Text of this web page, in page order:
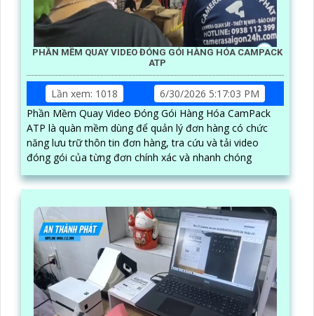
PHẦN MỀM QUAY VIDEO ĐÓNG GÓI HÀNG HÓA CAMPACK
ATP
Lần xem: 1018
6/30/2026 5:17:03 PM
Phần Mềm Quay Video Đóng Gói Hàng Hóa CamPack
ATP là quàn mềm dùng để quản lý đơn hàng có chức
năng lưu trữ thôn tin đơn hàng, tra cứu và tải video
đóng gói của từng đơn chính xác và nhanh chóng